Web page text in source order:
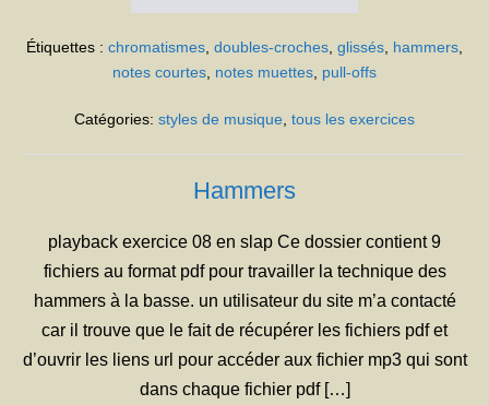
Étiquettes : chromatismes, doubles-croches, glissés, hammers,
notes courtes, notes muettes, pull-offs
Catégories: styles de musique, tous les exercices
Hammers
playback exercice 08 en slap Ce dossier contient 9
fichiers au format pdf pour travailler la technique des
hammers à la basse. un utilisateur du site m’a contacté
car il trouve que le fait de récupérer les fichiers pdf et
d’ouvrir les liens url pour accéder aux fichier mp3 qui sont
dans chaque fichier pdf […]